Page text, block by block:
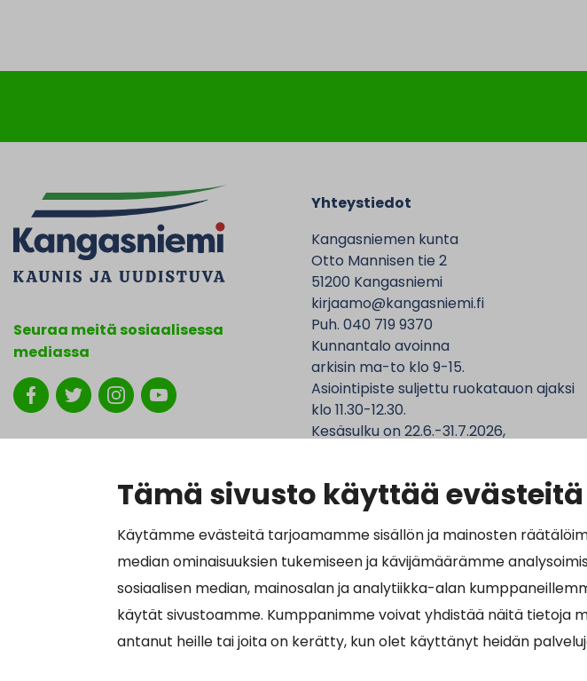
Tämä sivusto käyttää evästeitä
Käytämme evästeitä tarjoamamme sisällön ja mainosten
median ominaisuuksien tukemiseen ja kävijämäärämme
sosiaalisen median, mainosalan ja analytiikka-alan
käytät sivustoamme. Kumppanimme voivat yhdistää näitä tietoja
antanut heille tai joita on kerätty, kun olet käyttänyt heidän
Seuraa meitä sosiaalisessa
mediassa
Näytä omat evästeasetukseni
Yhteystiedot
Kangasniemen kunta
Otto Mannisen tie 2
51200 Kangasniemi
kirjaamo@kangasniemi.fi
Puh. 040 719 9370
Kunnantalo avoinna
arkisin ma-to klo 9-15.
Asiointipiste suljettu ruokatauon ajaksi
klo 11.30-12.30.
Kesäsulku on 22.6.-31.7.2026,
Laskutustiedot:
Y-tunnus 0164690-3
Verkkolaskuosoite: 0037016469034011
Välittäjätunnus: 003703575029